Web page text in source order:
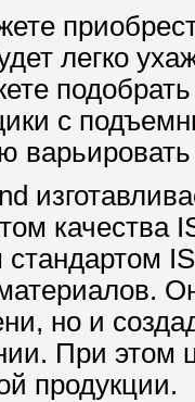
легко
с
качества
но и
При этом
продукции.